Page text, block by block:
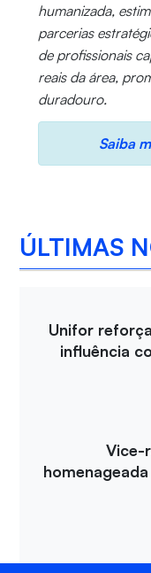
humanizada,
parcerias
de profissionais
reais da área,
duradouro.
Saiba
ÚLTIMAS
Unifor
influência
Vice-